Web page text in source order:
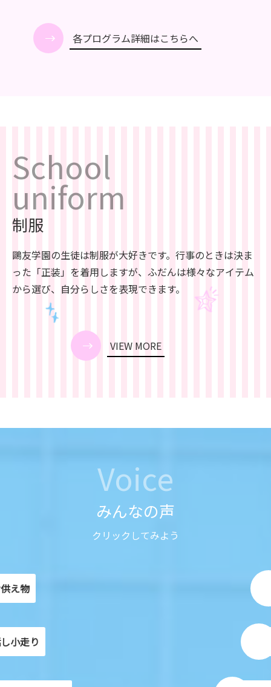
各プログラム詳細はこちらへ
School
uniform
制服
鷗友学園の生徒は制服が大好きです。行事のときは決ま
った「正装」を着用しますが、ふだんは様々なアイテム
から選び、自分らしさを表現できます。
VIEW MORE
Voice
みんなの声
クリックしてみよう
り